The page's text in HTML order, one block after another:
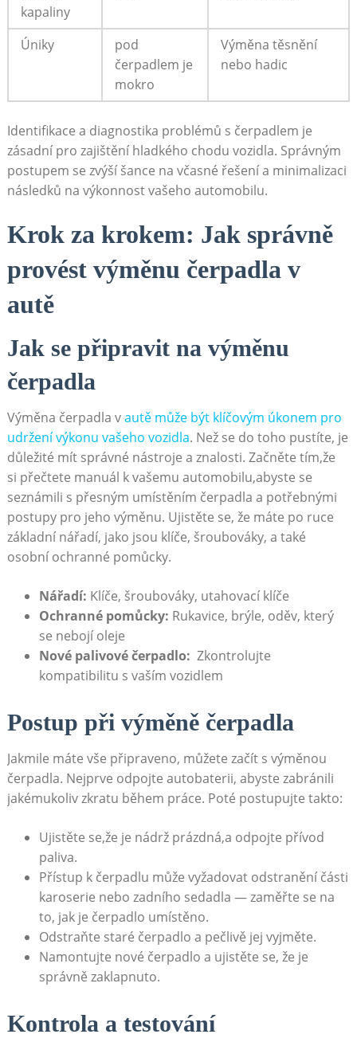
kapaliny
Úniky
pod
čerpadlem ‍je
mokro
Výměna těsnění
⁢nebo ⁣hadic
Identifikace a diagnostika problémů s čerpadlem je
zásadní pro⁣ zajištění hladkého chodu vozidla.‍ Správným
postupem ‌se zvýší šance na ​včasné řešení ‍a minimalizaci
následků na výkonnost vašeho automobilu.
Krok za krokem: Jak‌ správně
provést výměnu čerpadla v
autě
Jak se připravit na⁤ výměnu
čerpadla
Výměna čerpadla v ⁣autě ⁣může být klíčovým úkonem pro
‌udržení výkonu vašeho vozidla. Než se do ⁤toho pustíte, je
‍důležité ⁤mít správné nástroje ‌a znalosti. ⁤Začněte ⁢tím,že
si přečtete manuál k vašemu automobilu,abyste se⁢
seznámili⁤ s přesným umístěním čerpadla⁤ a potřebnými⁢
postupy pro jeho výměnu.‍ Ujistěte se,‍ že máte ‌po⁢ ruce‍
základní nářadí,​ jako jsou klíče, šroubováky, a‌ také
osobní ochranné⁤ pomůcky.
Nářadí: Klíče, šroubováky, utahovací klíče
Ochranné pomůcky: ⁢Rukavice, brýle, oděv, který
se‍ nebojí oleje
Nové‍ palivové⁣ čerpadlo: ⁣ Zkontrolujte
kompatibilitu s vaším vozidlem
Postup při⁢ výměně čerpadla
Jakmile ⁢máte vše připraveno, můžete‌ začít s výměnou
čerpadla. ‍Nejprve odpojte‌ autobaterii, abyste zabránili​
jakémukoliv zkratu během práce.‌ Poté postupujte ⁤takto:
Ujistěte ‌se,že je nádrž prázdná,a ⁢odpojte přívod
paliva.
Přístup‍ k ⁤čerpadlu⁤ může vyžadovat odstranění části
⁢karoserie nebo zadního sedadla⁣ — zaměřte ‌se‌ na
to, ⁣jak je čerpadlo ⁤umístěno.
Odstraňte‌ staré čerpadlo⁤ a pečlivě jej vyjměte.
Namontujte nové⁣ čerpadlo a ​ujistěte ⁤se,⁤ že je
⁣správně zaklapnuto.
Kontrola a testování